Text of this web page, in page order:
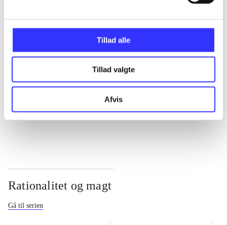
Tillad alle
Tillad valgte
Afvis
Rationalitet og magt
Gå til serien